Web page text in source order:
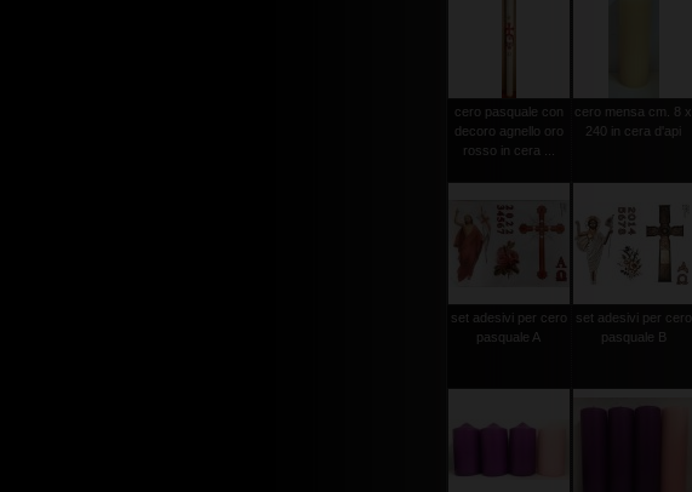
cero pasquale con
decoro agnello oro
rosso in cera ...
cero mensa cm. 8 x
240 in cera d'api
set adesivi per cero
pasquale A
set adesivi per cero
pasquale B